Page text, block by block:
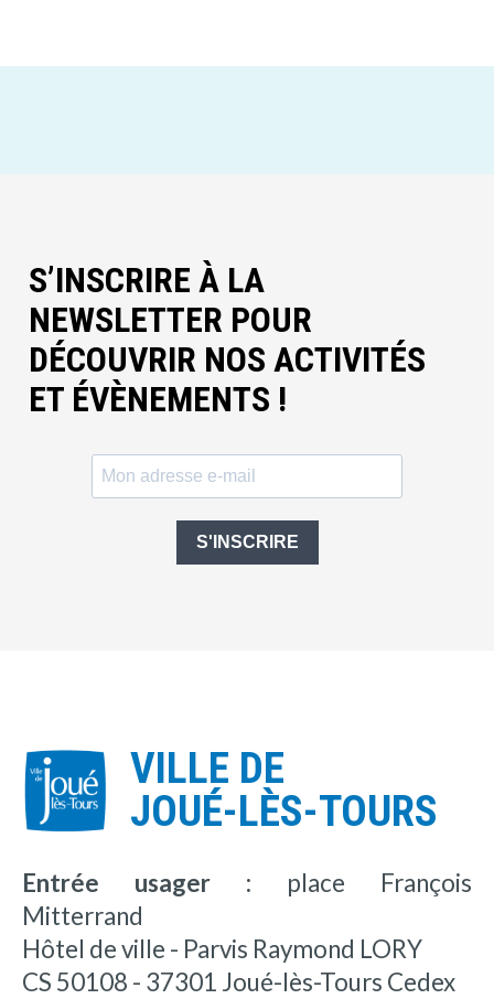
S’INSCRIRE À LA
NEWSLETTER POUR
DÉCOUVRIR NOS ACTIVITÉS
ET ÉVÈNEMENTS !
S'INSCRIRE
VILLE DE
JOUÉ-LÈS-TOURS
Entrée usager : place François
Mitterrand
Hôtel de ville - Parvis Raymond LORY
CS 50108 - 37301 Joué-lès-Tours Cedex